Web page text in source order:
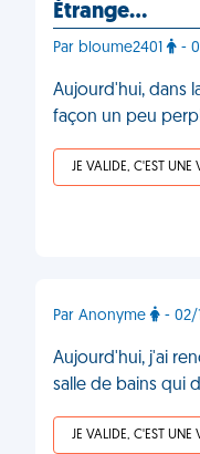
Étrange…
Par bloume2401 -
Aujourd'hui, dans
façon un peu
JE VALIDE, C'EST UNE
Par Anonyme - 02/
Aujourd'hui, j'ai
salle de bains qui
JE VALIDE, C'EST UNE